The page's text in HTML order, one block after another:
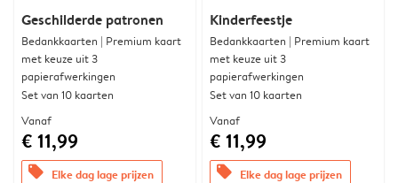
Geschilderde patronen
Bedankkaarten | Premium kaart
met keuze uit 3
papierafwerkingen
Set van 10 kaarten
Vanaf
€ 11,99
offers Elke dag lage prijzen
Kinderfeestje
Bedankkaarten | Premium kaart
met keuze uit 3
papierafwerkingen
Set van 10 kaarten
Vanaf
€ 11,99
offers Elke dag lage prijzen